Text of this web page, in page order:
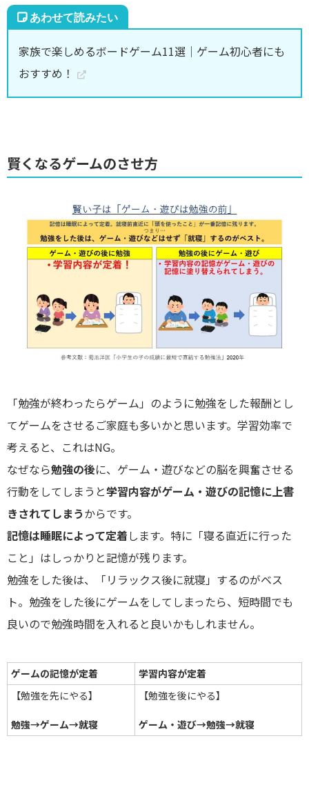
家族で楽しめるボードゲーム11選｜ゲーム初心者にも
おすすめ！
賢くなるゲームのさせ方
「勉強が終わったらゲーム」のように勉強をした報酬とし
てゲームをさせるご家庭も多いかと思います。学習効率で
考えると、これはNG。
なぜなら勉強の後に、ゲーム・遊びなどの脳を興奮させる
行動をしてしまうと学習内容がゲーム・遊びの記憶に上書
きされてしまうからです。
記憶は睡眠によって定着します。特に「寝る直近に行った
こと」はしっかりと記憶が残ります。
勉強をした後は、「リラックス後に就寝」するのがベス
ト。勉強をした後にゲームをしてしまったら、短時間でも
良いので勉強時間を入れると良いかもしれません。
ゲームの記憶が定着
学習内容が定着
【勉強を先にやる】
勉強→ゲーム→就寝
【勉強を後にやる】
ゲーム・遊び→勉強→就寝